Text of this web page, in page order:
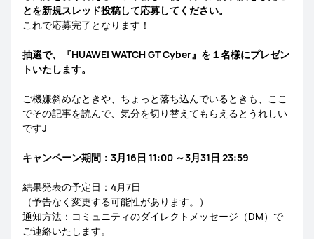
とを新規スレッド投稿して応募してください。
これで応募完了となります！
抽選で、『HUAWEI WATCH GT Cyber』を１名様にプレゼン
トいたします。
ご機嫌斜めなときや、ちょっと落ち込んでいるときも、ここ
でその記事を読んで、気分を切り替えてもらえるとうれしい
ですJ
キャンペーン期間：3月16日 11:00 ～3月31日 23:59
結果発表の予定日：4月7日
（予告なく変更する可能性があります。）
通知方法：コミュニティのダイレクトメッセージ（DM）で
ご連絡いたします。